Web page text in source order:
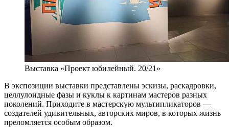
Выставка «Проект юбилейный. 20/21»
В экспозиции выставки представлены эскизы, раскадровки,
целлулоидные фазы и куклы к картинам мастеров разных
поколений. Приходите в мастерскую мультипликаторов —
создателей удивительных, авторских миров, в которых жизнь
преломляется особым образом.